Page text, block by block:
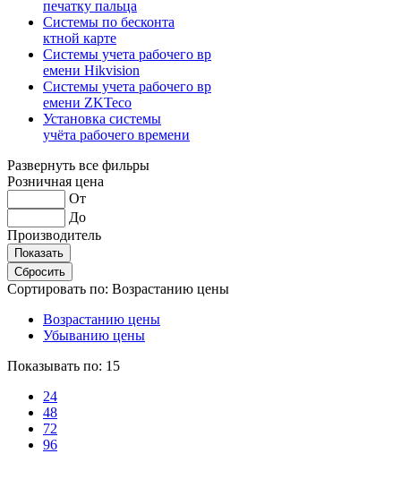
печатку пальца
Системы по бесконта
ктной карте
Системы учета рабочего вр
емени Hikvision
Системы учета рабочего вр
емени ZKTeco
Установка системы
учёта рабочего времени
Развернуть все фильры
Розничная цена
От
До
Производитель
Сортировать по: Возрастанию цены
Возрастанию цены
Убыванию цены
Показывать по: 15
24
48
72
96